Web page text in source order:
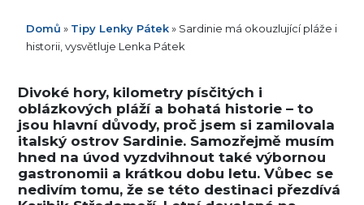
Domů » Tipy Lenky Pátek» Sardinie má okouzlující pláže i
historii, vysvětluje Lenka Pátek
Divoké hory, kilometry písčitých i
oblázkových pláží a bohatá historie – to
jsou hlavní důvody, proč jsem si zamilovala
italský ostrov Sardinie. Samozřejmě musím
hned na úvod vyzdvihnout také výbornou
gastronomii a krátkou dobu letu. Vůbec se
nedivím tomu, že se této destinaci přezdívá